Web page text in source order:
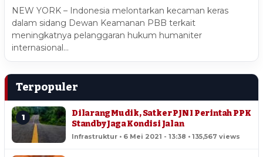
NEW YORK – Indonesia melontarkan kecaman keras
dalam sidang Dewan Keamanan PBB terkait
meningkatnya pelanggaran hukum humaniter
internasional…
Terpopuler
1
Dilarang Mudik, Satker PJN I Perintah PPK
Standby Jaga Kondisi Jalan
Infrastruktur • 6 Mei 2021 - 13:38 • 135,567 views